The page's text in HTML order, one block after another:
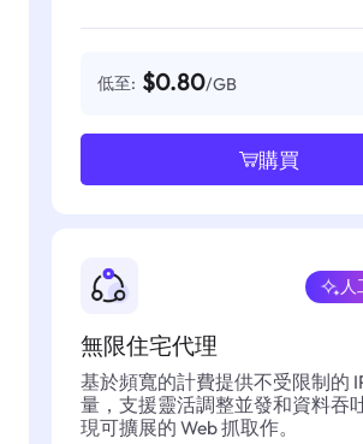
低至: $0.80/GB
購買
無限住宅代理
人
基於頻寬的計費提供不受限制的
量，支援靈活調整並發和資料吞
現可擴展的 Web 抓取作。